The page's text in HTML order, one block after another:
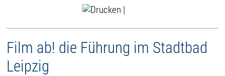
|
Film ab! die Führung im Stadtbad
Leipzig